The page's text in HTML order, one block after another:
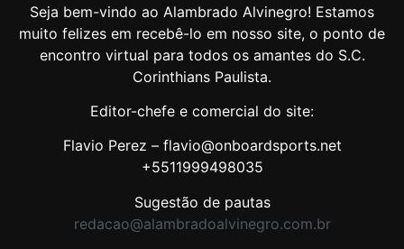
Seja bem-vindo ao Alambrado Alvinegro! Estamos
muito felizes em recebê-lo em nosso site, o ponto de
encontro virtual para todos os amantes do S.C.
Corinthians Paulista.
Editor-chefe e comercial do site:
Flavio Perez – flavio@onboardsports.net
+5511999498035
Sugestão de pautas
redacao@alambradoalvinegro.com.br